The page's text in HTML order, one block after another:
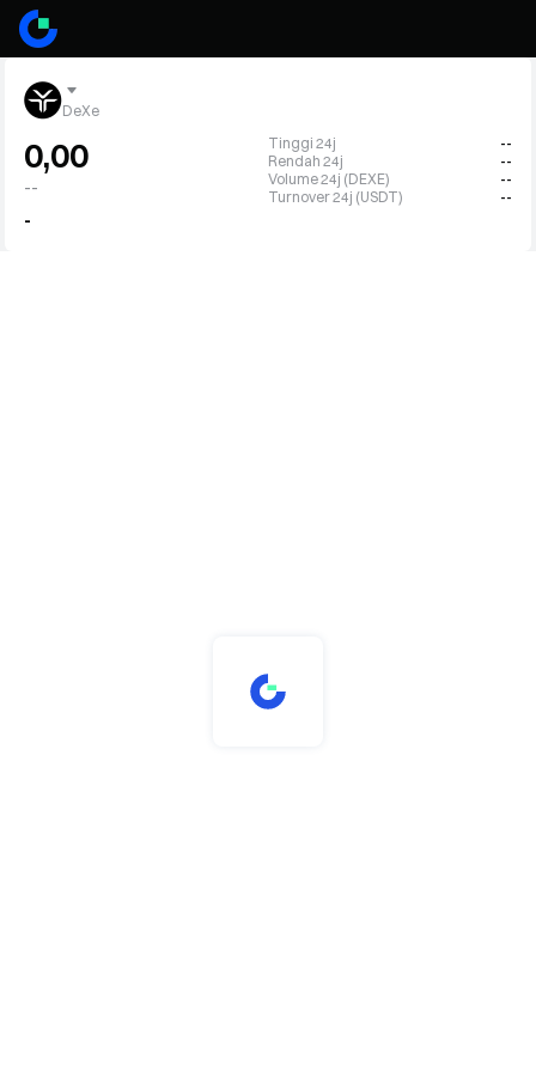
DeXe
0,00
--
-
Tinggi 24j
--
Rendah 24j
--
Volume 24j (DEXE)
--
Turnover 24j (USDT)
--